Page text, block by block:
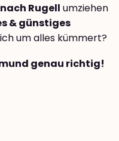
Rugell umziehen
& günstiges
um alles kümmert?
genau richtig!